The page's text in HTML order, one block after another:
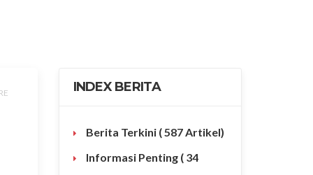
INDEX BERITA
Berita Terkini ( 587 Artikel)
Informasi Penting ( 34